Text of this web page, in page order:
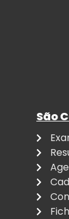
São